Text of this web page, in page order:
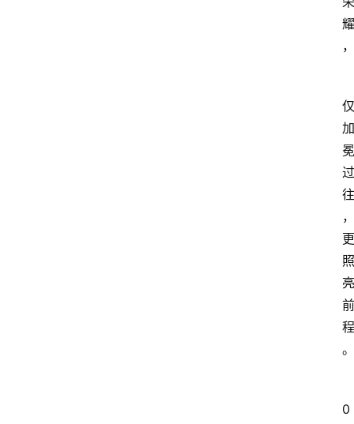
耀
，
仅
加
冕
过
往
，
更
照
亮
前
程
。
0